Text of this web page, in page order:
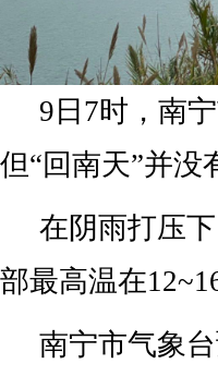
9日7时，南
但“回南天”并没
在阴雨打压
部最高温在
南宁市气象